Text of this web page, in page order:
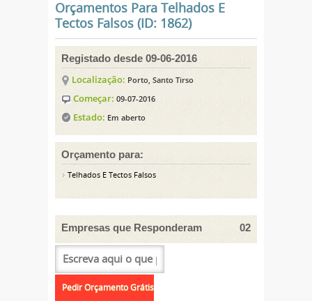
Orçamentos Para Telhados E
Tectos Falsos (ID: 1862)
Registado desde 09-06-2016
Localização: Porto, Santo Tirso
Começar: 09-07-2016
Estado: Em aberto
Orçamento para:
Telhados E Tectos Falsos
Empresas que Responderam 02